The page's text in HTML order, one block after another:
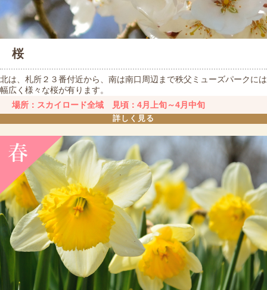
桜
北は、札所２３番付近から、南は南口周辺まで秩父ミューズパークには
幅広く様々な桜が有ります。
場所：スカイロード全域 見頃：4月上旬～4月中旬
詳しく見る